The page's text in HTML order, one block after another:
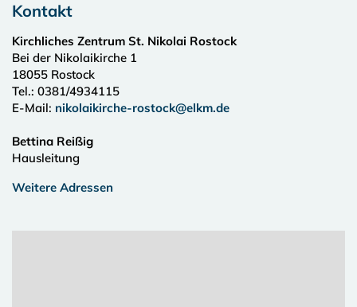
Kontakt
Kirchliches Zentrum St. Nikolai Rostock
Bei der Nikolaikirche 1
18055 Rostock
Tel.: 0381/4934115
E-Mail: nikolaikirche-rostock@elkm.de
Bettina Reißig
Hausleitung
Weitere Adressen